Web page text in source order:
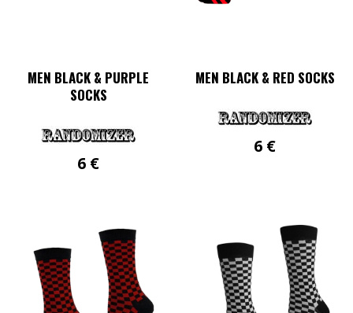
MEN BLACK & PURPLE
SOCKS
6 €
MEN BLACK & RED SOCKS
6 €